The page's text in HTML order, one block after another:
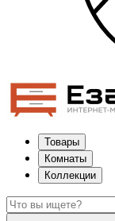
Товары
Комнаты
Коллекции